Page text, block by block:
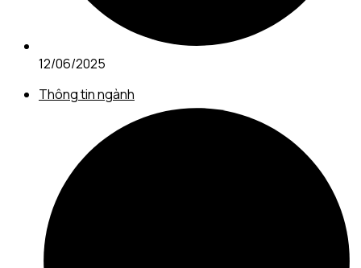
12/06/2025
Thông tin ngành